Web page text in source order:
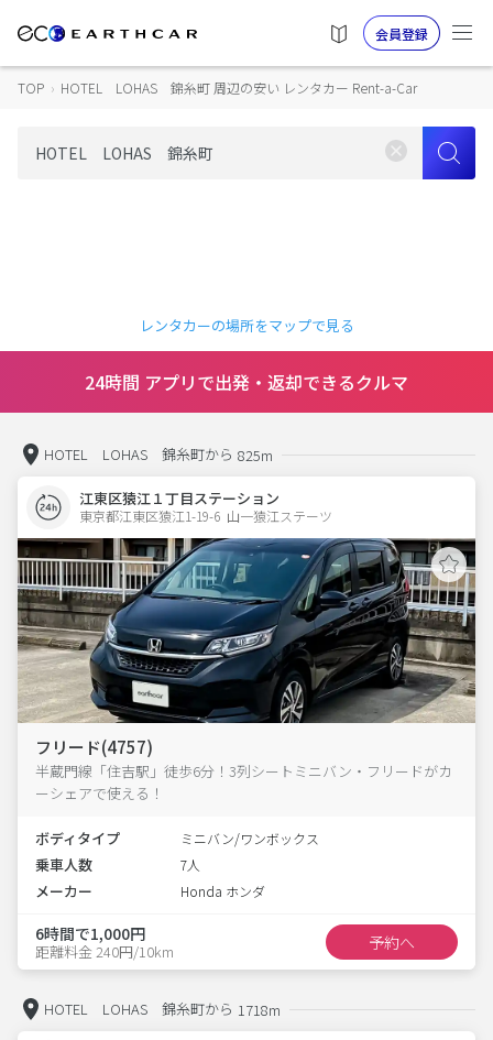
会員登録
TOP › HOTEL LOHAS 錦糸町 周辺の安い レンタカー Rent-a-Car
レンタカーの場所をマップで見る
24時間 アプリで出発・返却できるクルマ
HOTEL LOHAS 錦糸町から 825m
江東区猿江１丁目ステーション
東京都江東区猿江1-19-6  山一猿江ステーツ
フリード(4757)
半蔵門線「住吉駅」徒歩6分！3列シートミニバン・フリードがカ
ーシェアで使える！
ボディタイプ ミニバン/ワンボックス
乗車人数 7人
メーカー Honda ホンダ
6時間で1,000円
距離料金 240円/10km 予約へ
HOTEL LOHAS 錦糸町から 1718m